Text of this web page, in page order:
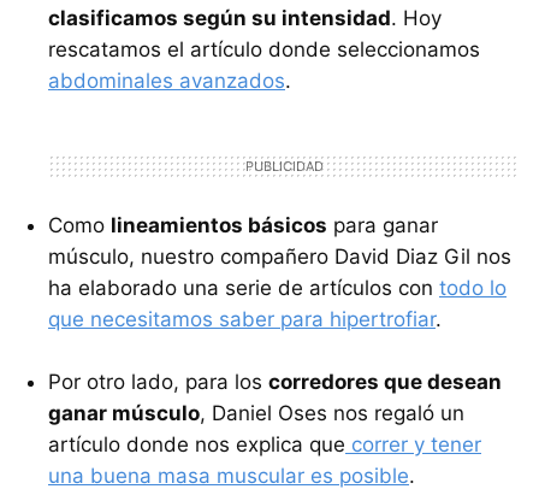
clasificamos según su intensidad. Hoy
rescatamos el artículo donde seleccionamos
abdominales avanzados.
Como lineamientos básicos para ganar
músculo, nuestro compañero David Diaz Gil nos
ha elaborado una serie de artículos con todo lo
que necesitamos saber para hipertrofiar.
Por otro lado, para los corredores que desean
ganar músculo, Daniel Oses nos regaló un
artículo donde nos explica que correr y tener
una buena masa muscular es posible.